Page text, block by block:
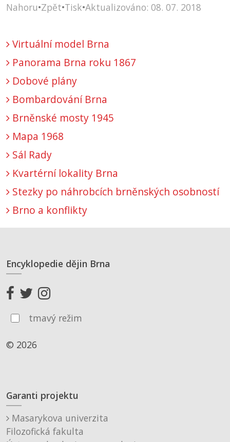
Nahoru•Zpět•Tisk•Aktualizováno: 08. 07. 2018
Virtuální model Brna
Panorama Brna roku 1867
Dobové plány
Bombardování Brna
Brněnské mosty 1945
Mapa 1968
Sál Rady
Kvartérní lokality Brna
Stezky po náhrobcích brněnských osobností
Brno a konflikty
Encyklopedie dějin Brna
tmavý režim
© 2026
Garanti projektu
Masarykova univerzita
Filozofická fakulta